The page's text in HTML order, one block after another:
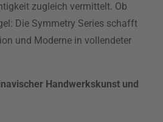
zugleich vermittelt. Ob
Die Symmetry Series schafft
und Moderne in vollendeter
Handwerkskunst und